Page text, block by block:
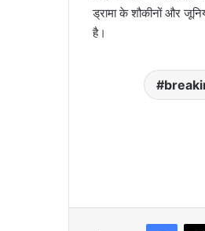
ड्रामा के शौकीनों और
है।